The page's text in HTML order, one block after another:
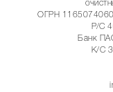
ОГРН
Р/С
Банк
К/С